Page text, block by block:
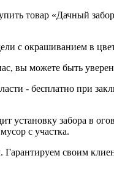
товар «Дачный
с окрашиванием в
вы можете быть
- бесплатно при
установку забора в
с участка.
своим